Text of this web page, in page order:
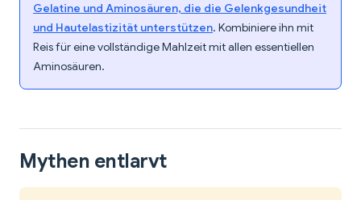
Gelatine und Aminosäuren, die die Gelenkgesundheit
und Hautelastizität unterstützen. Kombiniere ihn mit
Reis für eine vollständige Mahlzeit mit allen essentiellen
Aminosäuren.
Mythen entlarvt